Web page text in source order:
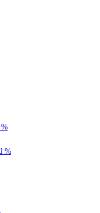
%
%